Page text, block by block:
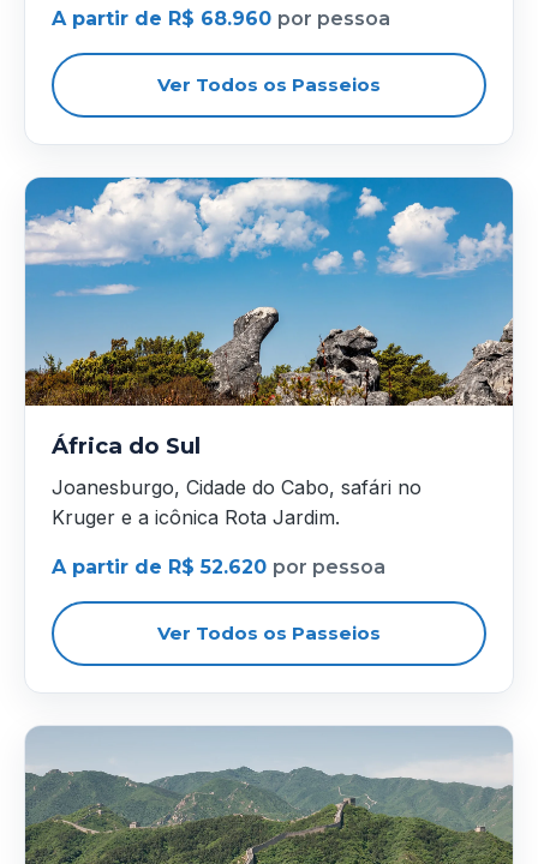
A partir de R$ 68.960 por pessoa
Ver Todos os Passeios
África do Sul
Joanesburgo, Cidade do Cabo, safári no
Kruger e a icônica Rota Jardim.
A partir de R$ 52.620 por pessoa
Ver Todos os Passeios